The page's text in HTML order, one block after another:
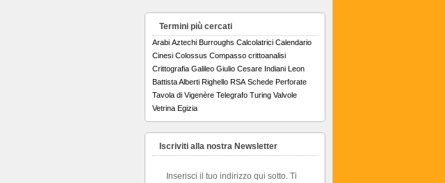
Termini più cercati
Arabi Aztechi Burroughs Calcolatrici Calendario
Cinesi Colossus Compasso crittoanalisi
Crittografia Galileo Giulio Cesare Indiani Leon
Battista Alberti Righello RSA Schede Perforate
Tavola di Vigenère Telegrafo Turing Valvole
Vetrina Egizia
Iscriviti alla nostra Newsletter
Inserisci il tuo indirizzo qui sotto. Ti